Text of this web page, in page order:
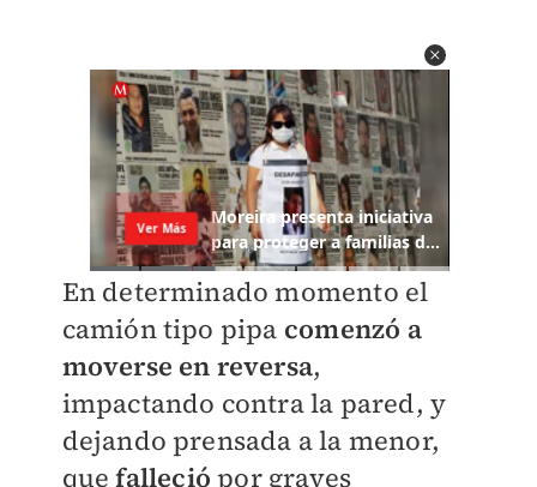
En determinado momento el
camión tipo pipa comenzó a
moverse en reversa,
impactando contra la pared, y
dejando prensada a la menor,
quefalleció por graves